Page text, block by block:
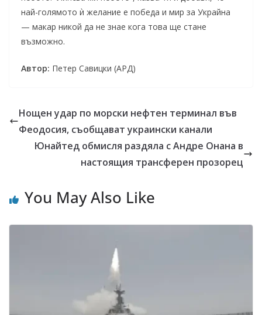
най-голямото ѝ желание е победа и мир за Украйна
— макар никой да не знае кога това ще стане
възможно.
Автор: Петер Савицки (АРД)
Нощен удар по морски нефтен терминал във
Феодосия, съобщават украински канали
Юнайтед обмисля раздяла с Андре Онана в
настоящия трансферен прозорец
You May Also Like